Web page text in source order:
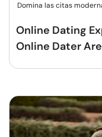
Domina las citas
Online Dating
Online Dater Are